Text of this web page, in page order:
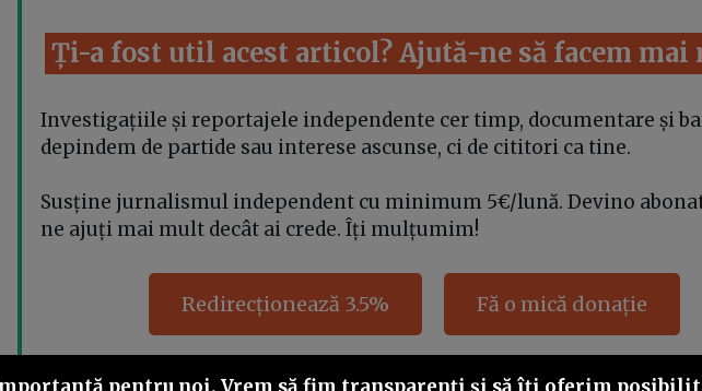
Ți-a fost util acest articol? Ajută-ne să facem mai
Investigațiile și reportajele independente cer timp, documentare și
depindem de partide sau interese ascunse, ci de cititori ca tine.
Susține jurnalismul independent cu minimum 5€/lună. Devino
ne ajuți mai mult decât ai crede. Îți mulțumim!
Redirecționează 3.5% Fă o mică donație